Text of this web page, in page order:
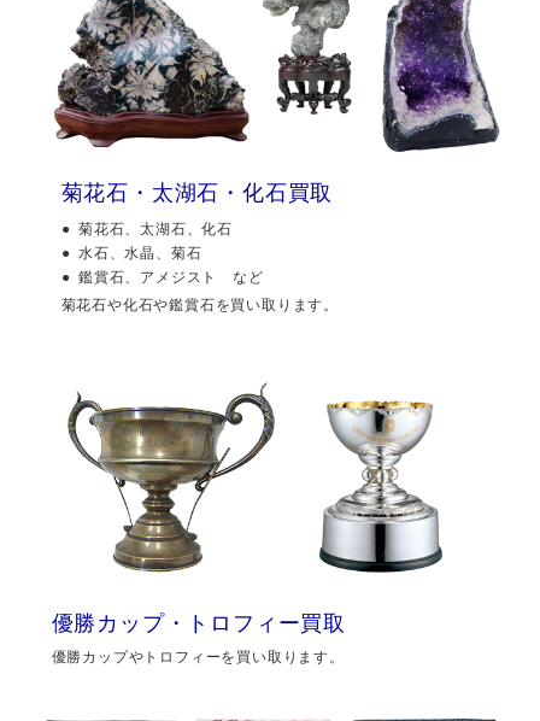
菊花石・太湖石・化石買取
菊花石、太湖石、化石
水石、水晶、菊石
鑑賞石、アメジスト など
菊花石や化石や鑑賞石を買い取ります。
優勝カップ・トロフィー買取
優勝カップやトロフィーを買い取ります。